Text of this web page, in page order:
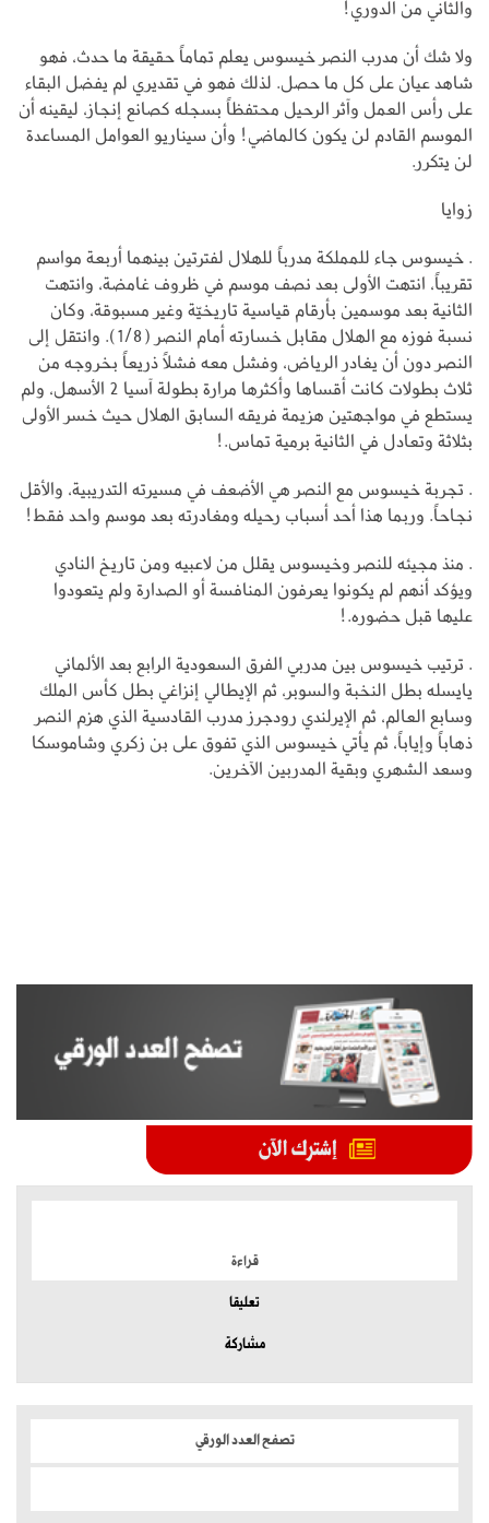
والثاني من الدوري!
ولا شك أن مدرب النصر خيسوس يعلم تماماً حقيقة ما حدث، فهو
شاهد عيان على كل ما حصل. لذلك فهو في تقديري لم يفضل البقاء
على رأس العمل وآثر الرحيل محتفظاً بسجله كصانع إنجاز، ليقينه أن
الموسم القادم لن يكون كالماضي! وأن سيناريو العوامل المساعدة
لن يتكرر.
زوايا
. خيسوس جاء للمملكة مدرباً للهلال لفترتين بينهما أربعة مواسم
تقريباً، انتهت الأولى بعد نصف موسم في ظروف غامضة، وانتهت
الثانية بعد موسمين بأرقام قياسية تاريخيّة وغير مسبوقة، وكان
نسبة فوزه مع الهلال مقابل خسارته أمام النصر (1/8). وانتقل إلى
النصر دون أن يغادر الرياض، وفشل معه فشلاً ذريعاً بخروجه من
ثلاث بطولات كانت أقساها وأكثرها مرارة بطولة آسيا 2 الأسهل، ولم
يستطع في مواجهتين هزيمة فريقه السابق الهلال حيث خسر الأولى
بثلاثة وتعادل في الثانية برمية تماس.!
. تجربة خيسوس مع النصر هي الأضعف في مسيرته التدريبية، والأقل
نجاحاً. وربما هذا أحد أسباب رحيله ومغادرته بعد موسم واحد فقط!
. منذ مجيئه للنصر وخيسوس يقلل من لاعبيه ومن تاريخ النادي
ويؤكد أنهم لم يكونوا يعرفون المنافسة أو الصدارة ولم يتعودوا
عليها قبل حضوره.!
. ترتيب خيسوس بين مدربي الفرق السعودية الرابع بعد الألماني
يايسله بطل النخبة والسوبر، ثم الإيطالي إنزاغي بطل كأس الملك
وسابع العالم، ثم الإيرلندي رودجرز مدرب القادسية الذي هزم النصر
ذهاباً وإياباً، ثم يأتي خيسوس الذي تفوق على بن زكري وشاموسكا
وسعد الشهري وبقية المدربين الآخرين.
قراءة
تعليقا
مشاركة
تصفح العدد الورقي